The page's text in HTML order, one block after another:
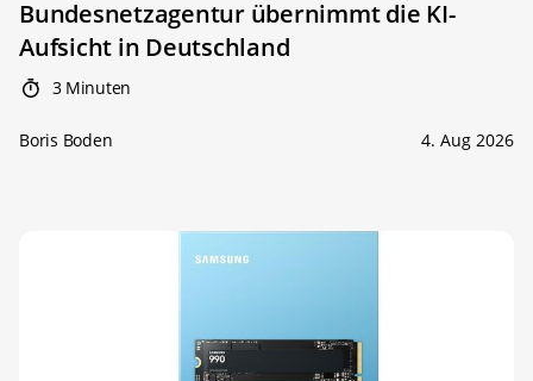
Bundesnetzagentur übernimmt die KI-
Aufsicht in Deutschland
3 Minuten
Boris Boden 4. Aug 2026